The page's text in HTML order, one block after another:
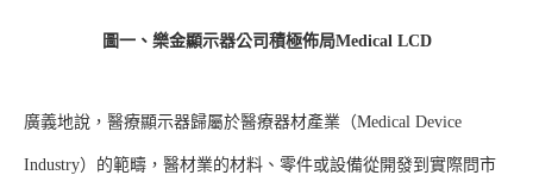
圖一、樂金顯示器公司積極佈局Medical LCD
廣義地說，醫療顯示器歸屬於醫療器材產業（Medical Device
Industry）的範疇，醫材業的材料、零件或設備從開發到實際問市